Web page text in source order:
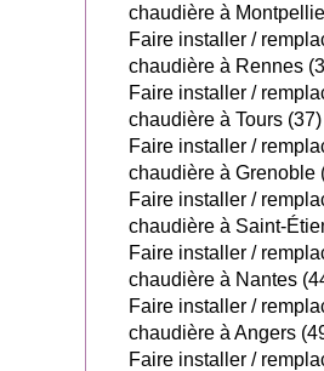
chaudière à
Faire installer /
chaudière à Rennes
Faire installer /
chaudière à Tours (37)
Faire installer /
chaudière à Grenoble
Faire installer /
chaudière à Saint-
Faire installer /
chaudière à Nantes
Faire installer /
chaudière à Angers
Faire installer /